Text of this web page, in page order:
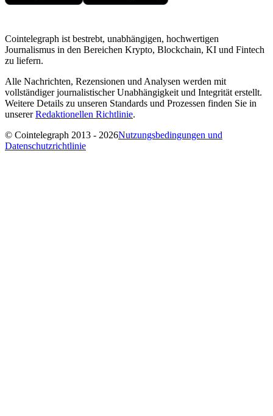
Cointelegraph ist bestrebt, unabhängigen, hochwertigen
Journalismus in den Bereichen Krypto, Blockchain, KI und Fintech
zu liefern.
Alle Nachrichten, Rezensionen und Analysen werden mit
vollständiger journalistischer Unabhängigkeit und Integrität erstellt.
Weitere Details zu unseren Standards und Prozessen finden Sie in
unsererRedaktionellen Richtlinie.
© Cointelegraph 2013 - 2026Nutzungsbedingungen und
Datenschutzrichtlinie